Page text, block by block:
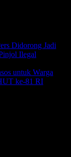
Didorong Jadi
Ilegal
untuk Warga
ke-81 RI